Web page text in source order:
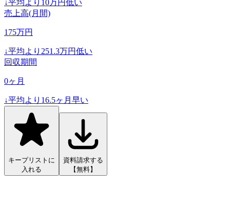
↓平均より 10万円低い
売上高(月間)
175万円
↓平均より 251.3万円低い
回収期間
0ヶ月
↓平均より 16.5ヶ月早い
キープリストに
入れる
資料請求する
【無料】